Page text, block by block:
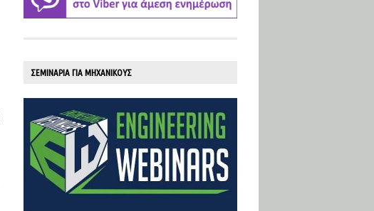
ΣΕΜΙΝΑΡΙΑ ΓΙΑ ΜΗΧΑΝΙΚΟΥΣ